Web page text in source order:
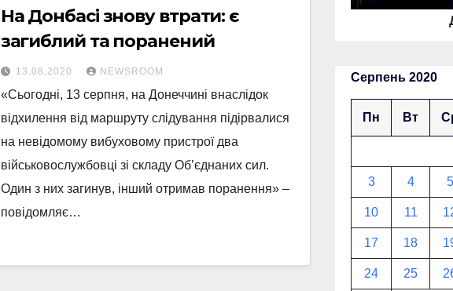
На Донбасі знову втрати: є
загиблий та поранений
13.08.2020 NEWSROOM
«Сьогодні, 13 серпня, на Донеччині внаслідок
відхилення від маршруту слідування підірвалися
на невідомому вибуховому пристрої два
військовослужбовці зі складу Об’єднаних сил.
Один з них загинув, інший отримав поранення» –
повідомляє…
Серпень 2020
Пн Вт
3 4 5
10 11
17 18
24 25